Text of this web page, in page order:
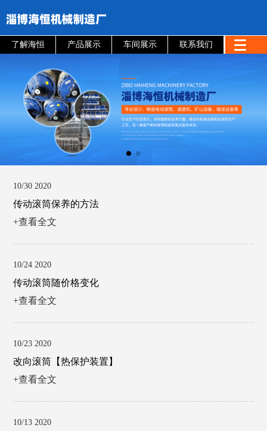
了解海恒 产品展示 车间展示 联系我们
10/30 2020
传动滚筒保养的方法
+查看全文
10/24 2020
传动滚筒随价格变化
+查看全文
10/23 2020
改向滚筒【热保护装置】
+查看全文
10/13 2020